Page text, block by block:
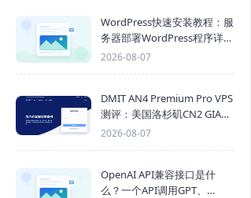
WordPress快速安装教程：服
务器部署WordPress程序详细
步骤
2026-08-07
DMIT AN4 Premium Pro VPS
测评：美国洛杉矶CN2 GIA三
网优化线路性能测试
2026-08-07
OpenAI API兼容接口是什
么？一个API调用GPT、